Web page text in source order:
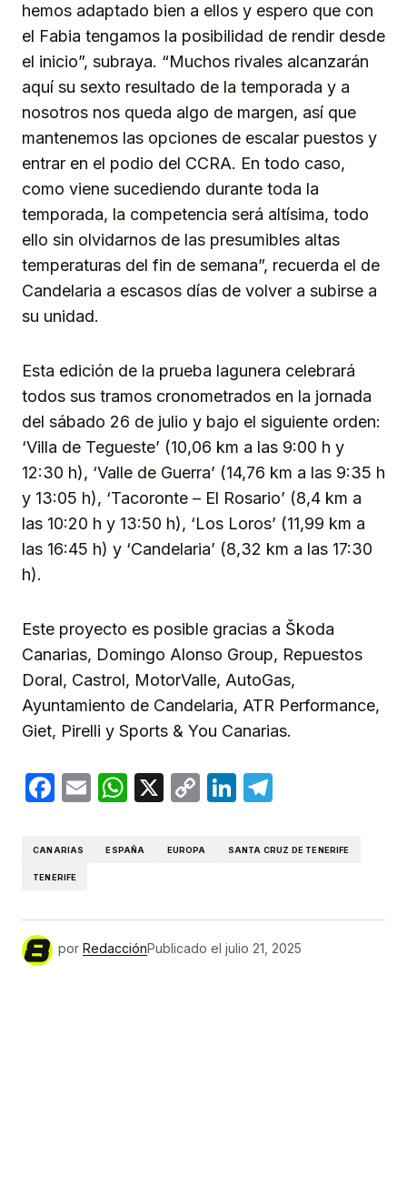
hemos adaptado bien a ellos y espero que con
el Fabia tengamos la posibilidad de rendir desde
el inicio”, subraya. “Muchos rivales alcanzarán
aquí su sexto resultado de la temporada y a
nosotros nos queda algo de margen, así que
mantenemos las opciones de escalar puestos y
entrar en el podio del CCRA. En todo caso,
como viene sucediendo durante toda la
temporada, la competencia será altísima, todo
ello sin olvidarnos de las presumibles altas
temperaturas del fin de semana”, recuerda el de
Candelaria a escasos días de volver a subirse a
su unidad.
Esta edición de la prueba lagunera celebrará
todos sus tramos cronometrados en la jornada
del sábado 26 de julio y bajo el siguiente orden:
‘Villa de Tegueste’ (10,06 km a las 9:00 h y
12:30 h), ‘Valle de Guerra’ (14,76 km a las 9:35 h
y 13:05 h), ‘Tacoronte – El Rosario’ (8,4 km a
las 10:20 h y 13:50 h), ‘Los Loros’ (11,99 km a
las 16:45 h) y ‘Candelaria’ (8,32 km a las 17:30
h).
Este proyecto es posible gracias a Škoda
Canarias, Domingo Alonso Group, Repuestos
Doral, Castrol, MotorValle, AutoGas,
Ayuntamiento de Candelaria, ATR Performance,
Giet, Pirelli y Sports & You Canarias.
Facebook
EmailWhatsApp
X
CopyLinkedIn
CANARIAS ESPAÑA EUROPA SANTA CRUZ DE TENERIFE
TENERIFE
por RedacciónPublicado el julio 21, 2025